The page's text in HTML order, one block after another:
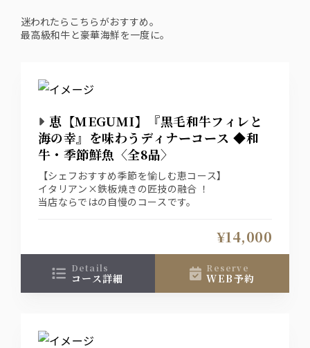
迷われたらこちらがおすすめ。
最高級和牛と豪華海鮮を一度に。
恵【MEGUMI】『黒毛和牛フィレと
海の幸』を味わうディナーコース ◆和
牛・季節鮮魚〈全8品〉
【シェフおすすめ季節を愉しむ恵コース】
イタリアン×鉄板焼きの匠技の融合 ！
当店ならではの自慢のコースです。
¥14,000
details
コース詳細
reserve
WEB予約